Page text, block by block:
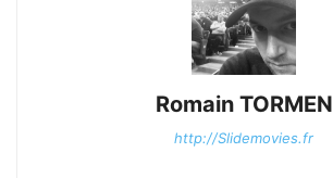
Romain TORMEN
http://Slidemovies.fr